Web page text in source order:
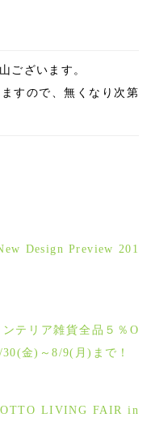
ございます。
すので、無くなり次第
Design Preview 201
テリア雑貨全品５％O
金)～8/9(月)まで！
LIVING FAIR in